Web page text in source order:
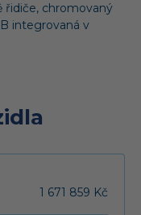
řidiče, chromovaný
integrovaná v
1 671 859 Kč